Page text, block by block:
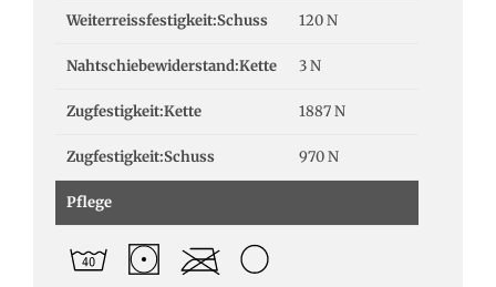
Weiterreissfestigkeit:Schuss 120 N
Nahtschiebewiderstand:Kette 3 N
Zugfestigkeit:Kette 1887 N
Zugfestigkeit:Schuss 970 N
Pflege